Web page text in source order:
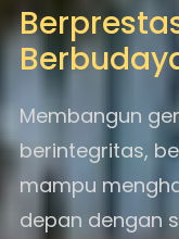
Membangun
berintegritas,
mampu
depan dengan